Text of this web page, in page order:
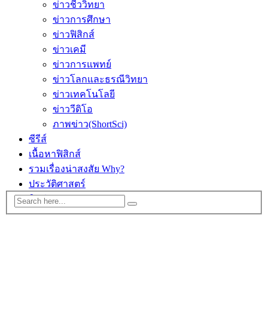
ข่าวชีววิทยา
ข่าวการศึกษา
ข่าวฟิสิกส์
ข่าวเคมี
ข่าวการแพทย์
ข่าวโลกและธรณีวิทยา
ข่าวเทคโนโลยี
ข่าววีดิโอ
ภาพข่าว(ShortSci)
ซีรีส์
เนื้อหาฟิสิกส์
รวมเรื่องน่าสงสัย Why?
ประวัติศาสตร์
ติดต่อ